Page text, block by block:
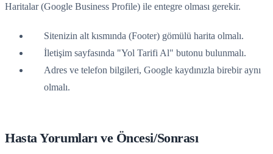
Haritalar (Google Business Profile) ile entegre olması gerekir.
Sitenizin alt kısmında (Footer) gömülü harita olmalı.
İletişim sayfasında "Yol Tarifi Al" butonu bulunmalı.
Adres ve telefon bilgileri, Google kaydınızla birebir aynı
olmalı.
Hasta Yorumları ve Öncesi/Sonrası